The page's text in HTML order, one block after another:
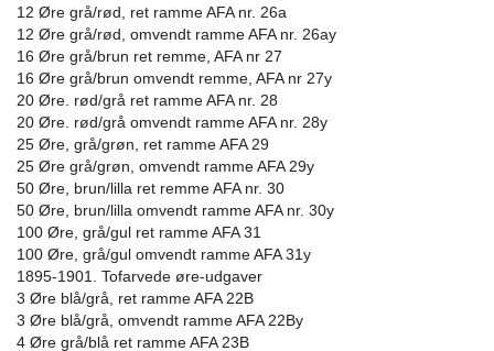
12 Øre grå/rød, ret ramme AFA nr. 26a
12 Øre grå/rød, omvendt ramme AFA nr. 26ay
16 Øre grå/brun ret remme, AFA nr 27
16 Øre grå/brun omvendt remme, AFA nr 27y
20 Øre. rød/grå ret ramme AFA nr. 28
20 Øre. rød/grå omvendt ramme AFA nr. 28y
25 Øre, grå/grøn, ret ramme AFA 29
25 Øre grå/grøn, omvendt ramme AFA 29y
50 Øre, brun/lilla ret remme AFA nr. 30
50 Øre, brun/lilla omvendt ramme AFA nr. 30y
100 Øre, grå/gul ret ramme AFA 31
100 Øre, grå/gul omvendt ramme AFA 31y
1895-1901. Tofarvede øre-udgaver
3 Øre blå/grå, ret ramme AFA 22B
3 Øre blå/grå, omvendt ramme AFA 22By
4 Øre grå/blå ret ramme AFA 23B